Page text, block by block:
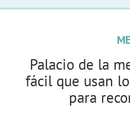
Palacio de la
fácil que usan
para